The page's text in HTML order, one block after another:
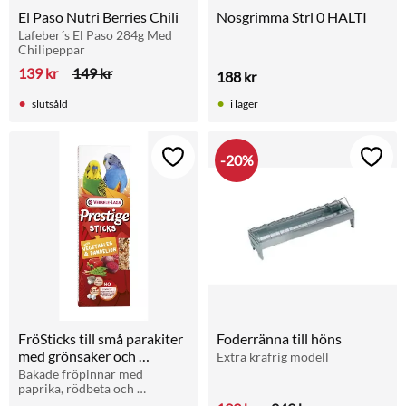
El Paso Nutri Berries Chili
Lafeber´s El Paso 284g Med
Chilipeppar
139kr 149kr
slutsåld
Nosgrimma Strl 0 HALTI
188kr
i lager
FröSticks till små parakiter
med grönsaker och
maskros
Bakade fröpinnar med
paprika, rödbeta och
Lägg till i favoriter
Foderränna till höns
Extra krafrig modell
20% Lägg